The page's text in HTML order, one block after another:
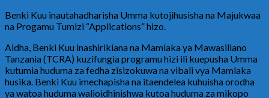
Benki Kuu inautahadharisha Umma kutojihusisha na Majukwaa
na Progamu Tumizi “Applications” hizo.
Aidha, Benki Kuu inashirikiana na Mamlaka ya Mawasiliano
Tanzania (TCRA) kuzifungia programu hizi ili kuepusha Umma
kutumia huduma za fedha zisizokuwa na vibali vya Mamlaka
husika. Benki Kuu imechapisha na itaendelea kuhuisha orodha
ya watoa huduma walioidhinishwa kutoa huduma za mikopo